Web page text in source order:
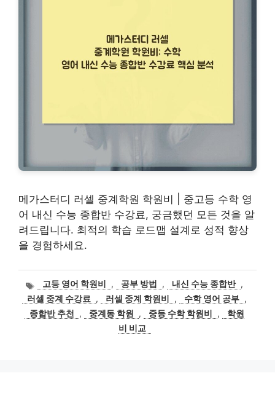
메가스터디 러셀 중계학원 학원비 | 중고등 수학 영
어 내신 수능 종합반 수강료, 궁금했던 모든 것을 알
려드립니다. 최적의 학습 로드맵 설계로 성적 향상
을 경험하세요.
태
그
고등 영어 학원비 , 공부 방법 , 내신 수능 종합반 ,
러셀 중계 수강료 , 러셀 중계 학원비 , 수학 영어 공부 ,
종합반 추천
, 중계동 학원 , 중등 수학 학원비 ,
학원
비 비교